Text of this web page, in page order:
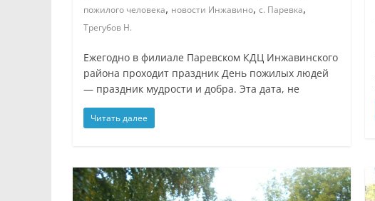
пожилого человека, новости Инжавино, с. Паревка,
Трегубов Н.
Ежегодно в филиале Паревском КДЦ Инжавинского
района проходит праздник День пожилых людей
— праздник мудрости и добра. Эта дата, не
Читать далее